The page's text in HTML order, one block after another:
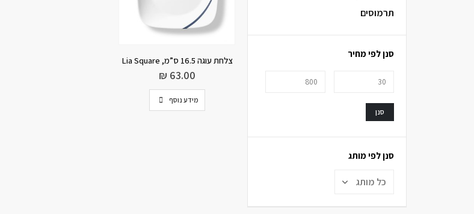
צלחת עוגה 16.5 ס”מ, Lia Square
₪ 63.00
מידע נוסף
תרמוסים
סנן לפי מחיר
סנן
סנן לפי מותג